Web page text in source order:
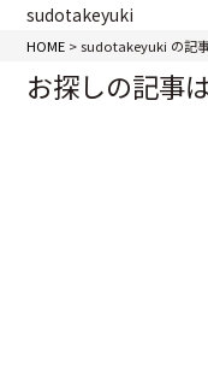
sudotakeyuki
HOME > sudotakeyuki の記
お探しの記事